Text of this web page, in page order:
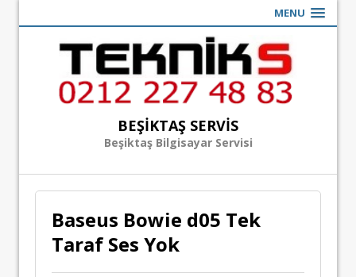
MENU
BEŞIKTAŞ SERVIS
Beşiktaş Bilgisayar Servisi
Baseus Bowie d05 Tek
Taraf Ses Yok